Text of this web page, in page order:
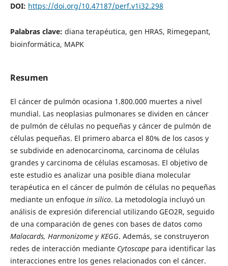
DOI: https://doi.org/10.47187/perf.v1i32.298
Palabras clave: diana terapéutica, gen HRAS, Rimegepant,
bioinformática, MAPK
Resumen
El cáncer de pulmón ocasiona 1.800.000 muertes a nivel
mundial. Las neoplasias pulmonares se dividen en cáncer
de pulmón de células no pequeñas y cáncer de pulmón de
células pequeñas. El primero abarca el 80% de los casos y
se subdivide en adenocarcinoma, carcinoma de células
grandes y carcinoma de células escamosas. El objetivo de
este estudio es analizar una posible diana molecular
terapéutica en el cáncer de pulmón de células no pequeñas
mediante un enfoque in silico. La metodología incluyó un
análisis de expresión diferencial utilizando GEO2R, seguido
de una comparación de genes con bases de datos como
Malacards, Harmonizome y KEGG. Además, se construyeron
redes de interacción mediante Cytoscape para identificar las
interacciones entre los genes relacionados con el cáncer.